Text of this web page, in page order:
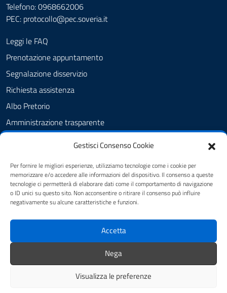
Gestisci Consenso Cookie
Per fornire le migliori esperienze, utilizziamo tecnologie come i cookie per
memorizzare e/o accedere alle informazioni del dispositivo. Il consenso a queste
tecnologie ci permetterà di elaborare dati come il comportamento di navigazione
o ID unici su questo sito. Non acconsentire o ritirare il consenso può influire
negativamente su alcune caratteristiche e funzioni.
Accetta
Nega
Visualizza le preferenze
Telefono: 0968662006
PEC: protocollo@pec.soveria.it
Leggi le FAQ
Prenotazione appuntamento
Segnalazione disservizio
Richiesta assistenza
Albo Pretorio
Amministrazione trasparente
Dichiarazione di accessibilità
Cookie Policy (UE)
SEGUICI SU
Facebook